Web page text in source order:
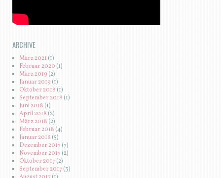
ARCHIVE
März 2021(1)
Februar 2020 (1)
März 2019 (2)
Januar 2019 (1)
Oktober 2018 (1)
September 2018 (1)
Juni 2018 (1)
April 2018 (2)
März 2018 (2)
Februar 2018(4)
Januar 2018 (5)
Dezember 2017(7)
November 2017(2)
Oktober 2017(2)
September 2017(3)